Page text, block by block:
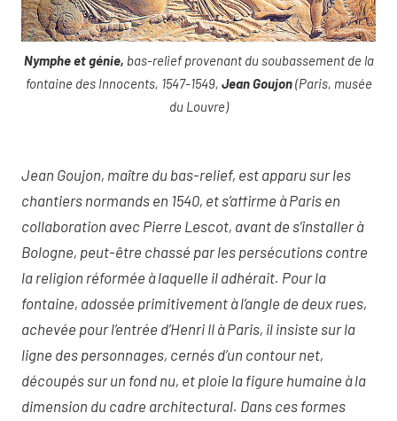
Nymphe et génie, bas-relief provenant du soubassement de la
fontaine des Innocents, 1547-1549, Jean Goujon(Paris, musée
du Louvre)
Jean Goujon, maître du bas-relief, est apparu sur les
chantiers normands en 1540, et s’affirme à Paris en
collaboration avec Pierre Lescot, avant de s’installer à
Bologne, peut-être chassé par les persécutions contre
la religion réformée à laquelle il adhérait. Pour la
fontaine, adossée primitivement à l’angle de deux rues,
achevée pour l’entrée d’Henri II à Paris, il insiste sur la
ligne des personnages, cernés d’un contour net,
découpés sur un fond nu, et ploie la figure humaine à la
dimension du cadre architectural. Dans ces formes